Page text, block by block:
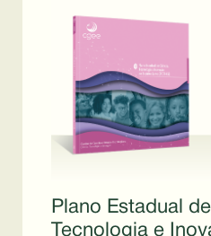
Plano Estadual
Tecnologia e